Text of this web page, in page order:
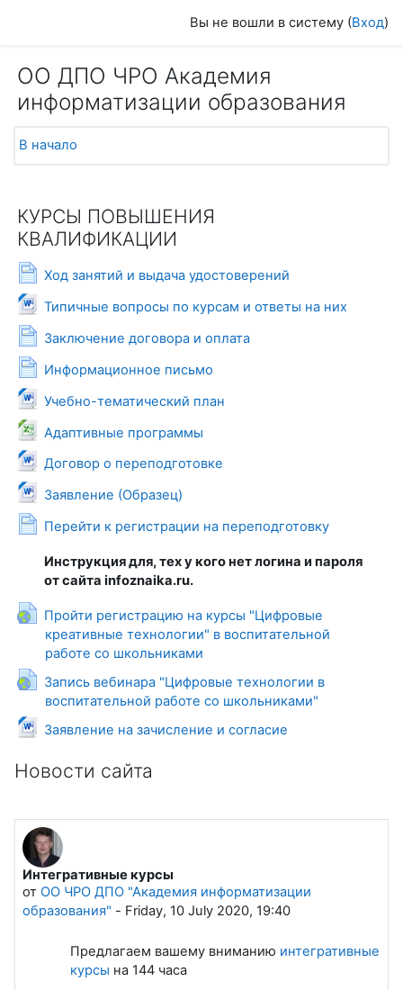
Вы не вошли в систему (Вход)
ОО ДПО ЧРО Академия
информатизации образования
В начало
КУРСЫ ПОВЫШЕНИЯ
КВАЛИФИКАЦИИ
Ход занятий и выдача удостоверенийСтраница
Типичные вопросы по курсам и ответы на них
Файл
Заключение договора и оплатаСтраница
Информационное письмоСтраница
Учебно-тематический план
Файл
Адаптивные программы
Файл
Договор о переподготовке
Файл
Заявление (Образец)
Файл
Перейти к регистрации на переподготовкуСтраница
Инструкция для, тех у кого нет логина и пароля
от сайта infoznaika.ru.
Пройти регистрацию на курсы "Цифровые
креативные технологии" в воспитательной
работе со школьникамиГиперссылка
Запись вебинара "Цифровые технологии в
воспитательной работе со школьниками"Гиперссылка
Заявление на зачисление и согласие
Файл
Новости сайта
Интегративные курсы
от ОО ЧРО ДПО "Академия информатизации
образования" - Friday, 10 July 2020, 19:40
Предлагаем вашему вниманию интегративные
курсы на 144 часа